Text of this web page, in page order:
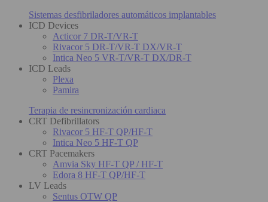
Sistemas desfibriladores automáticos implantables
ICD Devices
Acticor 7 DR-T/VR-T
Rivacor 5 DR-T/VR-T DX/VR-T
Intica Neo 5 VR-T/VR-T DX/DR-T
ICD Leads
Plexa
Pamira
Terapia de resincronización cardiaca
CRT Defibrillators
Rivacor 5 HF-T QP/HF-T
Intica Neo 5 HF-T QP
CRT Pacemakers
Amvia Sky HF-T QP / HF-T
Edora 8 HF-T QP/HF-T
LV Leads
Sentus OTW QP